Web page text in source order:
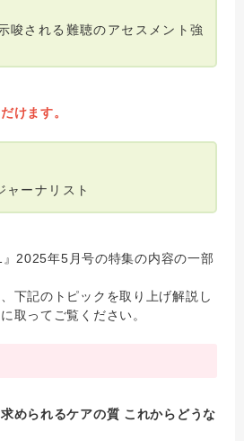
唆される難聴のアセスメント強
けます。
ーナリスト
2025年5月号の特集の内容の一部
下記のトピックを取り上げ解説し
取ってご覧ください。
められるケアの質 これからどうな